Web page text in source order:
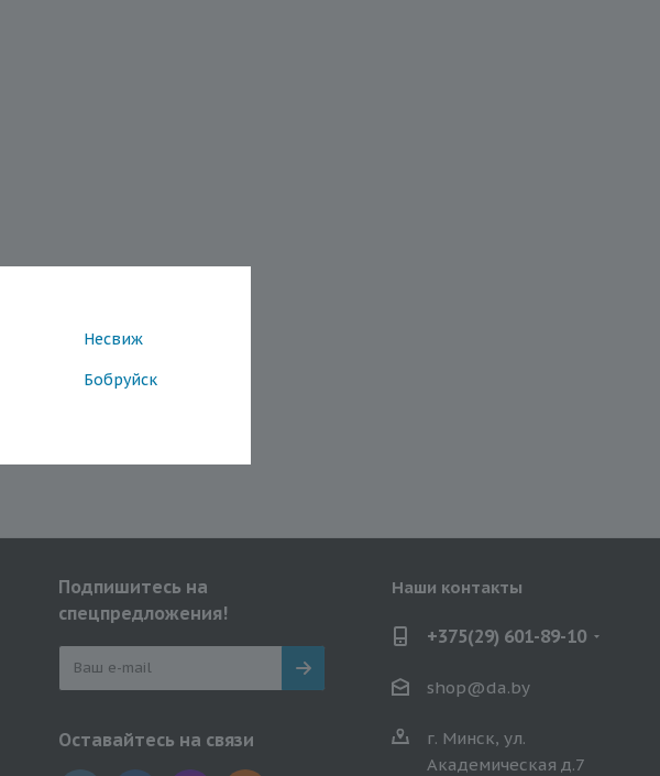
Несвиж
Бобруйск
Подпишитесь на
спецпредложения!
Оставайтесь на связи
Наши контакты
+375(29) 601-89-10
shop@da.by
г. Минск, ул.
Академическая д.7